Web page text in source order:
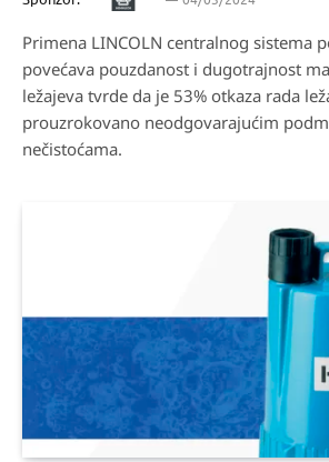
Primena LINCOLN centralnog sistema
povećava pouzdanost i dugotrajnost
ležajeva tvrde da je 53% otkaza rada
prouzrokovano neodgovarajućim
nečistoćama.